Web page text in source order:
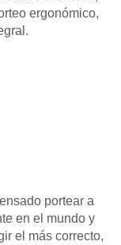
ergonómico,
portear a
en el mundo y
el más correcto,